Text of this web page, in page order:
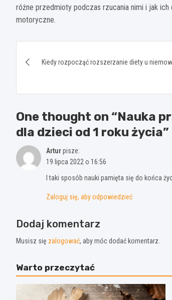
różne przedmioty podczas rzucania nimi i jak
motoryczne.
wpisuKiedy rozpocząć rozszerzanie diety u
One thought on “Nauka
dla dzieci od 1 roku życia”
Arturpisze:
19 lipca 2022 o 16:56
I taki sposób nauki pamięta się do końca
Zaloguj się, aby odpowiedzieć
Dodaj komentarz
Musisz się zalogować, aby móc dodać komentarz.
Warto przeczytać